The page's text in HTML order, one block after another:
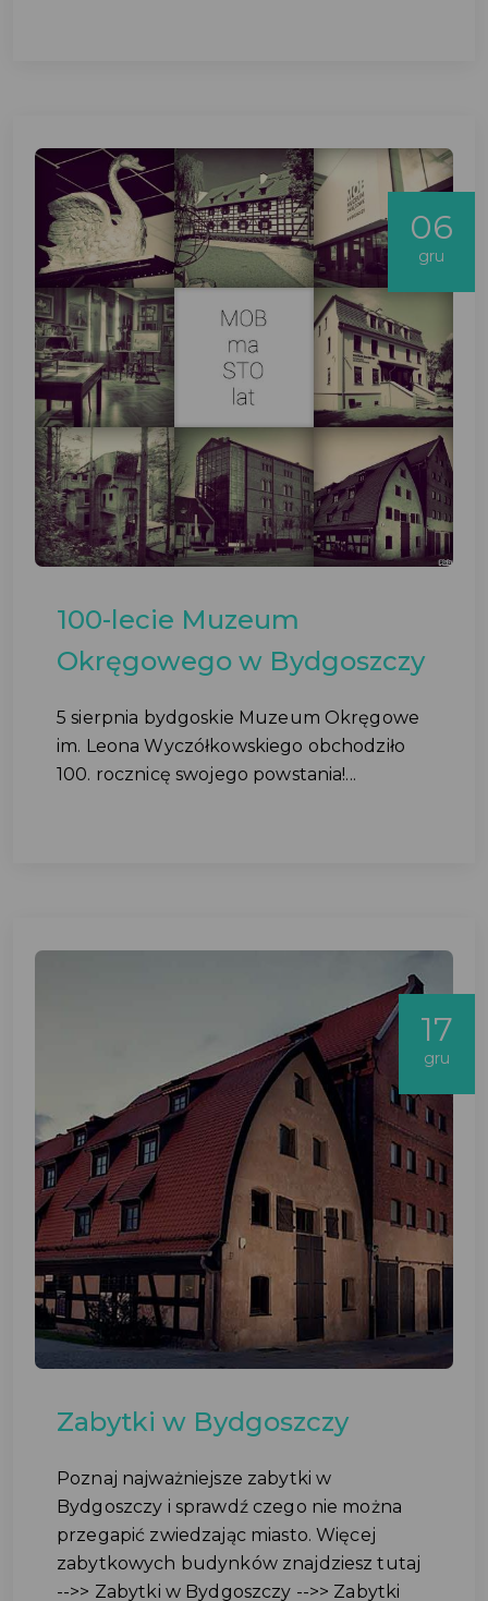
06
gru
100-lecie Muzeum
Okręgowego w Bydgoszczy
5 sierpnia bydgoskie Muzeum Okręgowe
im. Leona Wyczółkowskiego obchodziło
100. rocznicę swojego powstania!...
17
gru
Zabytki w Bydgoszczy
Poznaj najważniejsze zabytki w
Bydgoszczy i sprawdź czego nie można
przegapić zwiedzając miasto. Więcej
zabytkowych budynków znajdziesz tutaj
-->> Zabytki w Bydgoszczy -->> Zabytki